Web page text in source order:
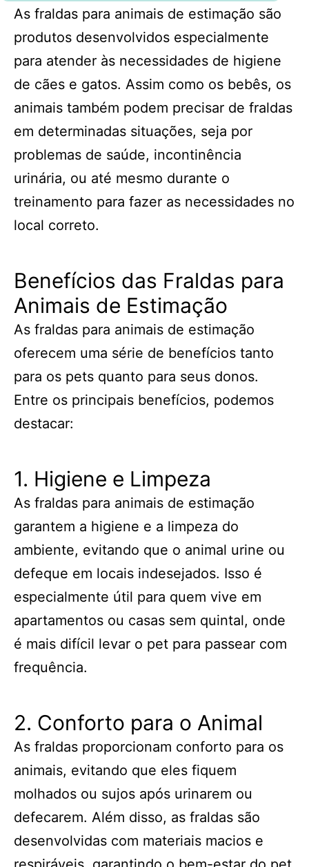
As fraldas para animais de estimação são
produtos desenvolvidos especialmente
para atender às necessidades de higiene
de cães e gatos. Assim como os bebês, os
animais também podem precisar de fraldas
em determinadas situações, seja por
problemas de saúde, incontinência
urinária, ou até mesmo durante o
treinamento para fazer as necessidades no
local correto.
Benefícios das Fraldas para
Animais de Estimação
As fraldas para animais de estimação
oferecem uma série de benefícios tanto
para os pets quanto para seus donos.
Entre os principais benefícios, podemos
destacar:
1. Higiene e Limpeza
As fraldas para animais de estimação
garantem a higiene e a limpeza do
ambiente, evitando que o animal urine ou
defeque em locais indesejados. Isso é
especialmente útil para quem vive em
apartamentos ou casas sem quintal, onde
é mais difícil levar o pet para passear com
frequência.
2. Conforto para o Animal
As fraldas proporcionam conforto para os
animais, evitando que eles fiquem
molhados ou sujos após urinarem ou
defecarem. Além disso, as fraldas são
desenvolvidas com materiais macios e